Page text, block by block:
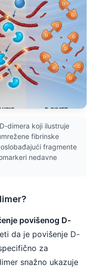
dimera koji ilustruje
fibrinske
fragmente
nedavne
povišenog D-
da je povišenje D-
za
snažno ukazuje